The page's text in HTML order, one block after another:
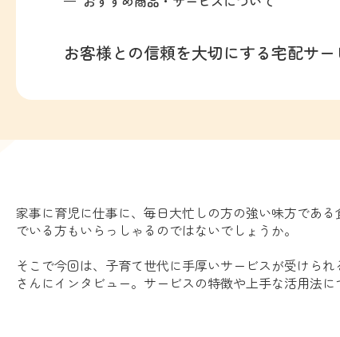
お客様との信頼を大切にする宅配サー
家事に育児に仕事に、毎日大忙しの方の強い味方であ
でいる方もいらっしゃるのではないでしょうか。
そこで今回は、子育て世代に手厚いサービスが受けら
さんにインタビュー。サービスの特徴や上手な活用法に